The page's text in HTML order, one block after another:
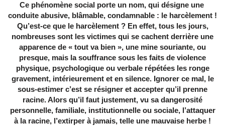
Ce phénomène social porte un nom, qui désigne une
conduite abusive, blâmable, condamnable : le harcèlement !
Qu’est-ce que le harcèlement ? En effet, tous les jours,
nombreuses sont les victimes qui se cachent derrière une
apparence de « tout va bien », une mine souriante, ou
presque, mais la souffrance sous les faits de violence
physique, psychologique ou verbale répétées les ronge
gravement, intérieurement et en silence. Ignorer ce mal, le
sous-estimer c’est se résigner et accepter qu’il prenne
racine. Alors qu’il faut justement, vu sa dangerosité
personnelle, familiale, institutionnelle ou sociale, l’attaquer
à la racine, l’extirper à jamais, telle une mauvaise herbe !